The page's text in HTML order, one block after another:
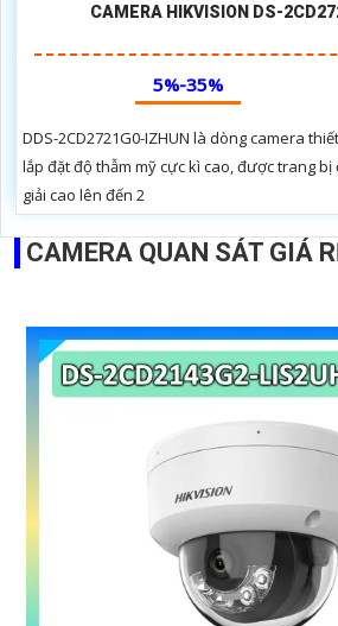
CAMERA HIKVISION DS-
5%-35%
DDS-2CD2721G0-IZHUN là dòng camera
lắp đặt độ thẫm mỹ cực kì cao, được trang
giải cao lên đến 2
CAMERA QUAN SÁT GIÁ